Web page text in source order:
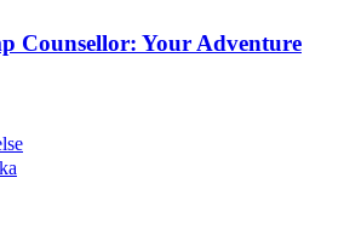
Counsellor: Your Adventure